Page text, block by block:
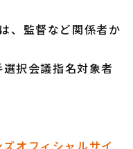
、監督など関係者か
択会議指名対象者
オフィシャルサイ